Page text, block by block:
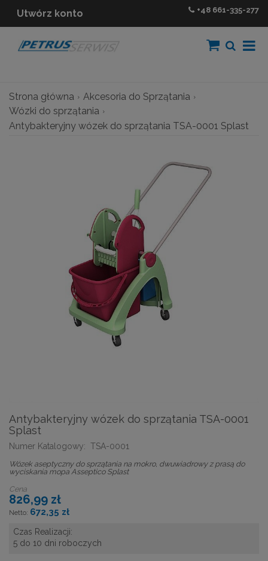
Utwórz konto +48 661-335-277
Strona główna
Akcesoria do Sprzątania
Wózki do sprzątania
Antybakteryjny wózek do sprzątania TSA-0001 Splast
Antybakteryjny wózek do sprzątania TSA-0001
Splast
Numer Katalogowy: TSA-0001
Wózek aseptyczny do sprzątania na mokro, dwuwiadrowy z prasą do
wyciskania mopa Asseptico Splast
Cena
826,99 zł
672,35 zł
Czas Realizacji:
5 do 10 dni roboczych